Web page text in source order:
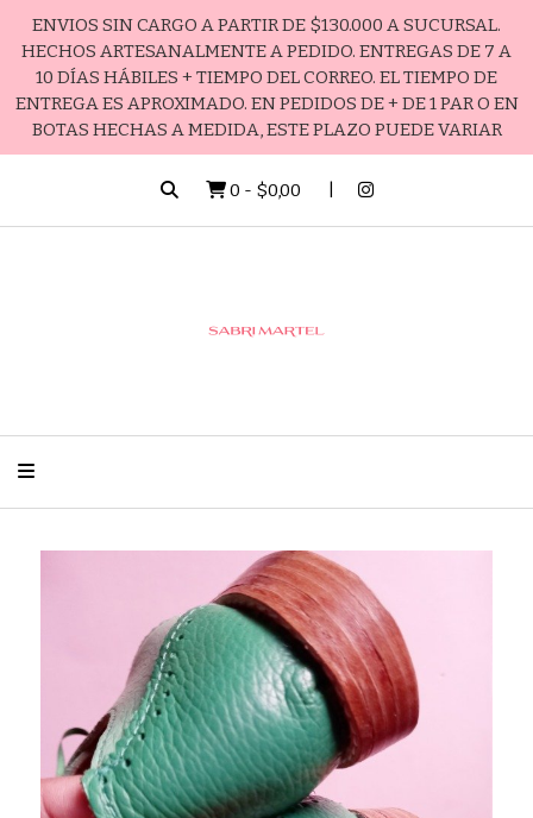
ENVIOS SIN CARGO A PARTIR DE $130.000 A SUCURSAL.
HECHOS ARTESANALMENTE A PEDIDO. ENTREGAS DE 7 A
10 DÍAS HÁBILES + TIEMPO DEL CORREO. EL TIEMPO DE
ENTREGA ES APROXIMADO. EN PEDIDOS DE + DE 1 PAR O EN
BOTAS HECHAS A MEDIDA, ESTE PLAZO PUEDE VARIAR
0 - $0,00